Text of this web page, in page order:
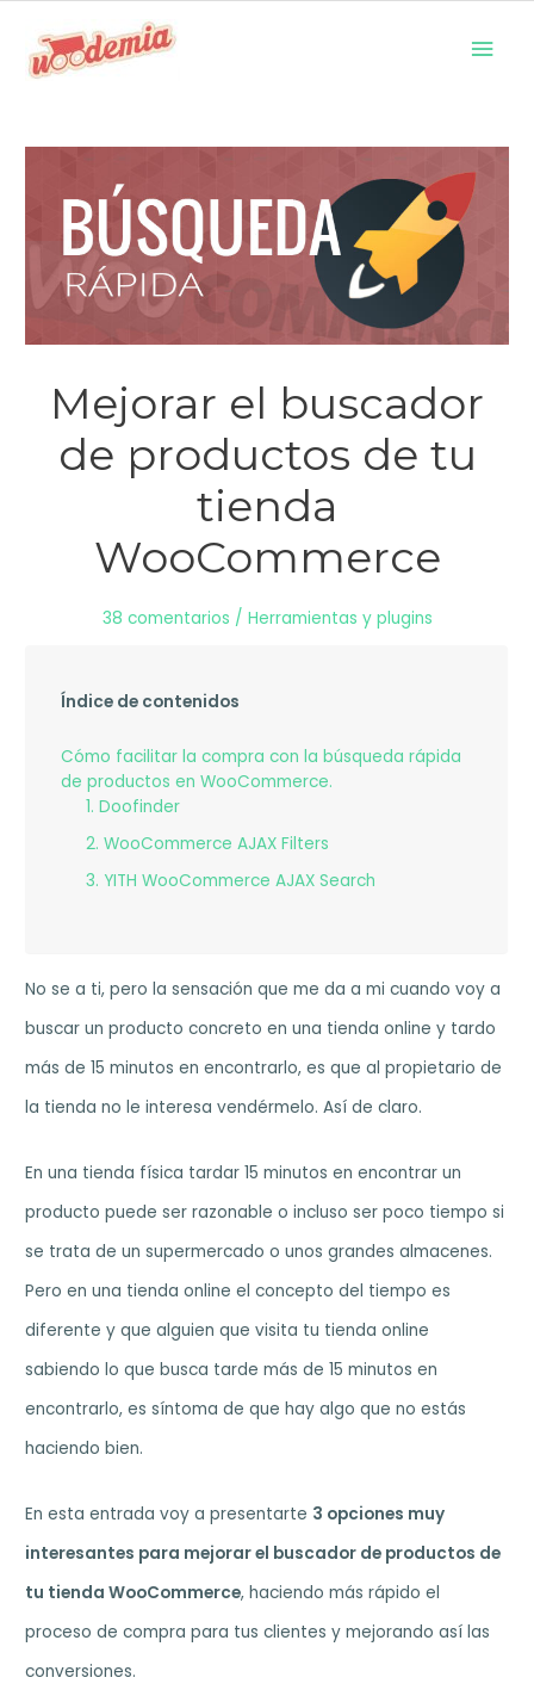
Mejorar el buscador
de productos de tu
tienda
WooCommerce
38 comentarios / Herramientas y plugins
Índice de contenidos
Cómo facilitar la compra con la búsqueda rápida
de productos en WooCommerce.
1. Doofinder
2. WooCommerce AJAX Filters
3. YITH WooCommerce AJAX Search
No se a ti, pero la sensación que me da a mi cuando voy a
buscar un producto concreto en una tienda online y tardo
más de 15 minutos en encontrarlo, es que al propietario de
la tienda no le interesa vendérmelo. Así de claro.
En una tienda física tardar 15 minutos en encontrar un
producto puede ser razonable o incluso ser poco tiempo si
se trata de un supermercado o unos grandes almacenes.
Pero en una tienda online el concepto del tiempo es
diferente y que alguien que visita tu tienda online
sabiendo lo que busca tarde más de 15 minutos en
encontrarlo, es síntoma de que hay algo que no estás
haciendo bien.
En esta entrada voy a presentarte 3 opciones muy
interesantes para mejorar el buscador de productos de
tu tienda WooCommerce, haciendo más rápido el
proceso de compra para tus clientes y mejorando así las
conversiones.